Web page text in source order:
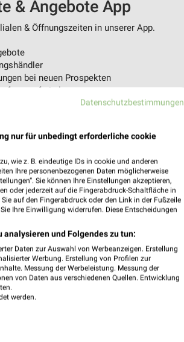
& Angebote App
& Öffnungszeiten in unserer App.
bei neuen Prospekten
stressfrei planen
Datenschutzbestimmungen
nur für unbedingt erforderliche cookie
wie z. B. eindeutige IDs in cookie und anderen
Ihre personenbezogenen Daten möglicherweise
Sie können Ihre Einstellungen akzeptieren,
oder jederzeit auf die Fingerabdruck-Schaltfläche in
auf den Fingerabdruck oder den Link in der Fußzeile
Ihre Einwilligung widerrufen. Diese Entscheidungen
analysieren und Folgendes zu tun:
Daten zur Auswahl von Werbeanzeigen. Erstellung
Werbung. Erstellung von Profilen zur
Messung der Werbeleistung. Messung der
von Daten aus verschiedenen Quellen. Entwicklung
werden.